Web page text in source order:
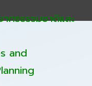
กรธรรมชาติและ
and